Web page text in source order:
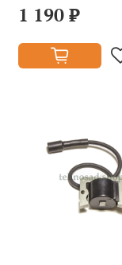
1 190 ₽